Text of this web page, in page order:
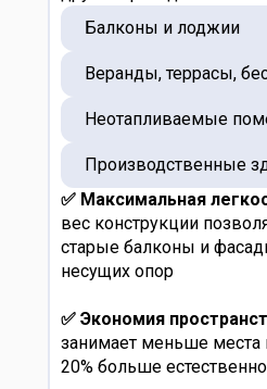
Балконы и лоджии
Веранды, террасы,
Неотапливаемые
Производственные
✅ Максимальная
вес конструкции
старые балконы и
несущих опор
✅ Экономия
занимает меньше места
20% больше